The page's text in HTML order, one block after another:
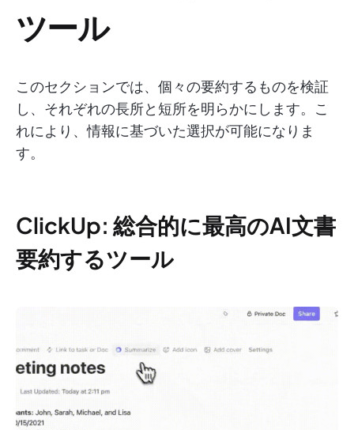
ツール
このセクションでは、個々の要約するものを検証
し、それぞれの長所と短所を明らかにします。こ
れにより、情報に基づいた選択が可能になりま
す。
ClickUp: 総合的に最高のAI文書
要約するツール